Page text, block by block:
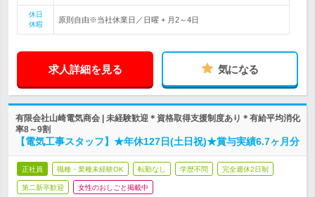
休日
休暇
原則自由※当社休業日／日曜 + 月2～4日
求人詳細を見る 気になる
有限会社山崎電気商会 | 未経験歓迎＊資格取得支援制度あり＊有給平均消化
率8～9割
【電気工事スタッフ】★年休127日(土日祝)★賞与実績6.7ヶ月分
正社員 職種・業種未経験OK 転勤なし 学歴不問 完全週休2日制
第二新卒歓迎 女性のおしごと掲載中